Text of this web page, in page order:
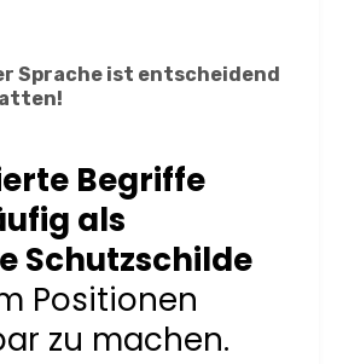
Sprache ist entscheidend
Begriffe
als
Schutzschilde
Positionen
zu machen.